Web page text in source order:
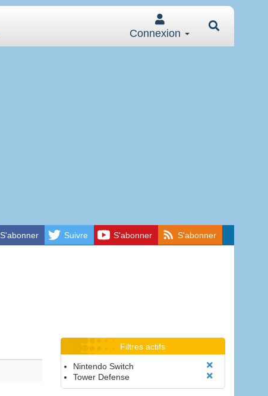
Connexion
S'abonner Suivre S'abonner S'abonner
Filtres actifs
Nintendo Switch
Tower Defense